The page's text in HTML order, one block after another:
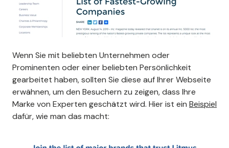
Wenn Sie mit beliebten Unternehmen oder
Prominenten oder einer beliebten Persönlichkeit
gearbeitet haben, sollten Sie diese auf Ihrer Webseite
erwähnen, um den Besuchern zu zeigen, dass Ihre
Marke von Experten geschätzt wird. Hier ist ein Beispiel
dafür, wie man das macht: